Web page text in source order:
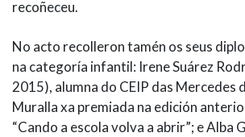
recoñeceu.
No acto recolleron tamén os seus
na categoría infantil: Irene Suárez
2015), alumna do CEIP das Mercedes
Muralla xa premiada na edición
“Cando a escola volva a abrir”; e Alba